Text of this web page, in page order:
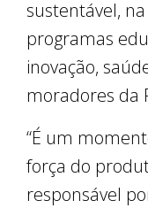
sustentável,
programas
inovação,
moradores da
“É um
força do
responsável